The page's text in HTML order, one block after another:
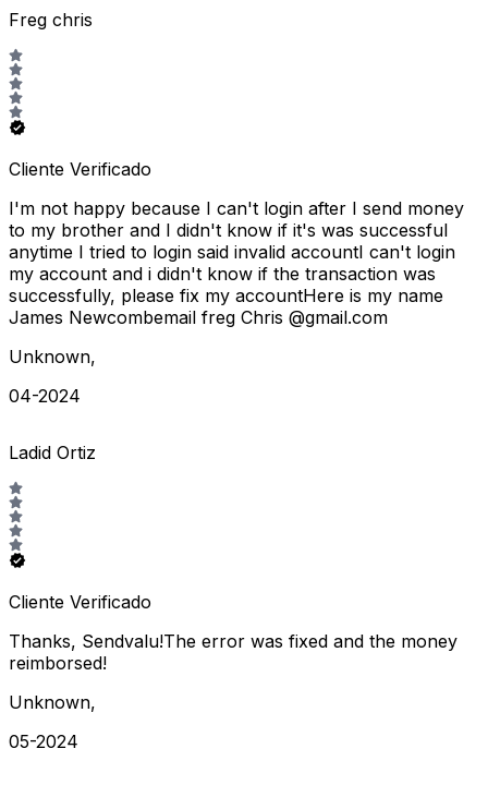
Freg chris
Cliente Verificado
I'm not happy because I can't login after I send money
to my brother and I didn't know if it's was successful
anytime I tried to login said invalid accountI can't login
my account and i didn't know if the transaction was
successfully, please fix my accountHere is my name
James Newcombemail freg Chris @gmail.com
Unknown,
04-2024
Ladid Ortiz
Cliente Verificado
Thanks, Sendvalu!The error was fixed and the money
reimborsed!
Unknown,
05-2024